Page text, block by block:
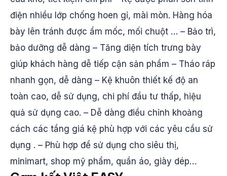
điện nhiều lớp chống hoen gỉ, mài mòn. Hàng hóa
bày lên tránh được ẩm mốc, mối chuột … – Bảo trì,
bảo dưỡng dễ dàng – Tăng diện tích trưng bày
giúp khách hàng dễ tiếp cận sản phẩm – Tháo ráp
nhanh gọn, dễ dàng – Kệ khuôn thiết kế độ an
toàn cao, dễ sử dụng, chi phí đầu tư thấp, hiệu
quả sử dụng cao. – Dễ dàng điều chỉnh khoảng
cách các tầng giá kệ phù hợp với các yêu cầu sử
dụng . – Phù hợp để sử dụng cho siêu thị,
minimart, shop mỹ phẩm, quần áo, giày dép…